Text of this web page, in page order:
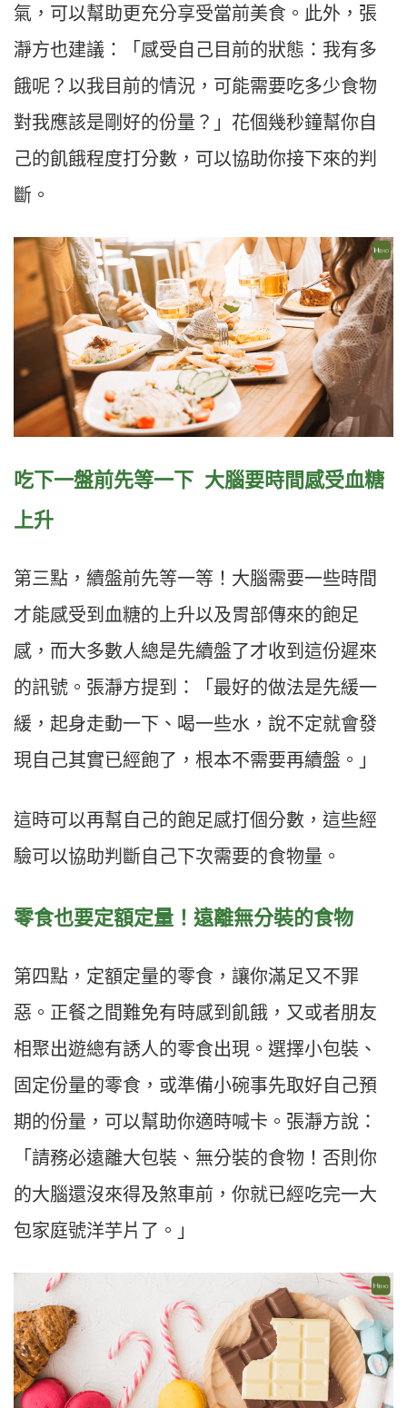
氣，可以幫助更充分享受當前美食。此外，張
瀞方也建議：「感受自己目前的狀態：我有多
餓呢？以我目前的情況，可能需要吃多少食物
對我應該是剛好的份量？」花個幾秒鐘幫你自
己的飢餓程度打分數，可以協助你接下來的判
斷。
吃下一盤前先等一下 大腦要時間感受血糖
上升
第三點，續盤前先等一等！大腦需要一些時間
才能感受到血糖的上升以及胃部傳來的飽足
感，而大多數人總是先續盤了才收到這份遲來
的訊號。張瀞方提到：「最好的做法是先緩一
緩，起身走動一下、喝一些水，說不定就會發
現自己其實已經飽了，根本不需要再續盤。」
這時可以再幫自己的飽足感打個分數，這些經
驗可以協助判斷自己下次需要的食物量。
零食也要定額定量！遠離無分裝的食物
第四點，定額定量的零食，讓你滿足又不罪
惡。正餐之間難免有時感到飢餓，又或者朋友
相聚出遊總有誘人的零食出現。選擇小包裝、
固定份量的零食，或準備小碗事先取好自己預
期的份量，可以幫助你適時喊卡。張瀞方說：
「請務必遠離大包裝、無分裝的食物！否則你
的大腦還沒來得及煞車前，你就已經吃完一大
包家庭號洋芋片了。」